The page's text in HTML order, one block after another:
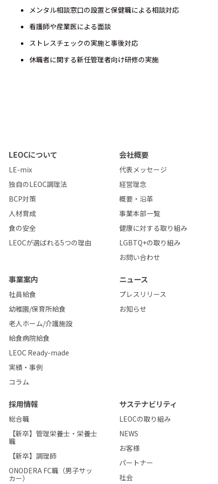
メンタル相談窓口の設置と保健職による相談対応
看護師や産業医による面談
ストレスチェックの実施と事後対応
休職者に関する新任管理者向け研修の実施
LEOCについて
LE-mix
独自のLEOC調理法
BCP対策
人材育成
食の安全
LEOCが選ばれる5つの理由
会社概要
代表メッセージ
経営理念
概要・沿革
事業本部一覧
健康に対する取り組み
LGBTQ+の取り組み
お問い合わせ
事業案内
社員給食
幼稚園/保育所給食
老人ホーム/介護施設
給食病院給食
LEOC Ready-made
実績・事例
コラム
ニュース
プレスリリース
お知らせ
採用情報
総合職
【新卒】管理栄養士・栄養士
職
【新卒】調理師
ONODERA FC職（男子サッ
カー）
サステナビリティ
LEOCの取り組み
NEWS
お客様
パートナー
社会